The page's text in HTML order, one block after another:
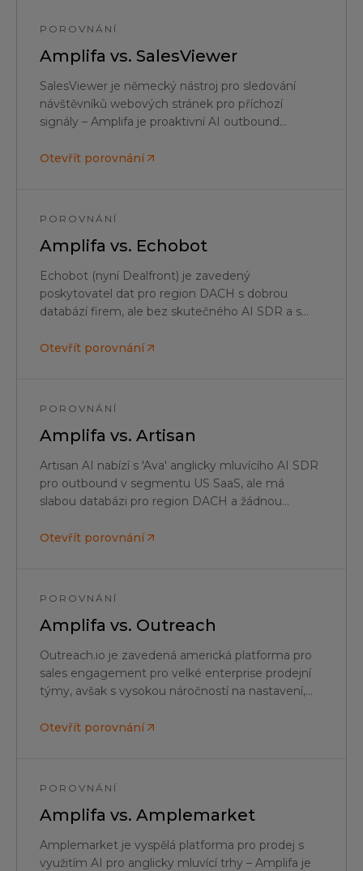
POROVNÁNÍ
Amplifa vs. SalesViewer
SalesViewer je německý nástroj pro sledování
návštěvníků webových stránek pro příchozí
signály – Amplifa je proaktivní AI outbound
průmyslu regionu DACH.
Otevřít porovnání
POROVNÁNÍ
Amplifa vs. Echobot
Echobot (nyní Dealfront) je zavedený
poskytovatel dat pro region DACH s dobrou
databází firem, ale bez skutečného AI SDR a s
€/rok – Amplifa kombinuje srovnatelná data pro
Otevřít porovnání
POROVNÁNÍ
Amplifa vs. Artisan
Artisan AI nabízí s 'Ava' anglicky mluvícího AI SDR
pro outbound v segmentu US SaaS, ale má
slabou databázi pro region DACH a žádnou
specializovaný AI SDR pro průmysl v regionu
Otevřít porovnání
POROVNÁNÍ
Amplifa vs. Outreach
Outreach.io je zavedená americká platforma pro
sales engagement pro velké enterprise prodejní
týmy, avšak s vysokou náročností na nastavení,
skutečného autonomního AI SDR – Amplifa je
Otevřít porovnání
POROVNÁNÍ
Amplifa vs. Amplemarket
Amplemarket je vyspělá platforma pro prodej s
využitím AI pro anglicky mluvící trhy – Amplifa je